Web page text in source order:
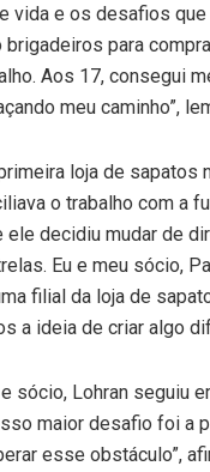
vida e os desafios
para
Aos 17, consegui
meu caminho”,
loja de sapatos
o trabalho com a
decidiu mudar de
Eu e meu sócio,
filial da loja de
a ideia de criar algo
sócio, Lohran seguiu
maior desafio foi a
esse obstáculo”,